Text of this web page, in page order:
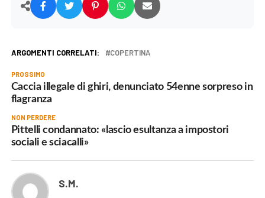
ARGOMENTI CORRELATI: COPERTINA
PROSSIMO
Caccia illegale di ghiri, denunciato 54enne sorpreso in
flagranza
NON PERDERE
Pittelli condannato: «lascio esultanza a impostori
sociali e sciacalli»
S.M.